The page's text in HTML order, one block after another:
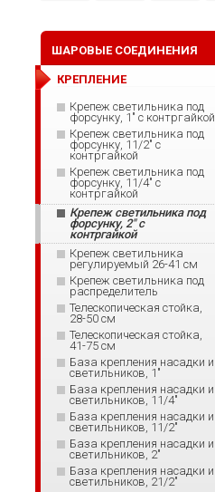
ШАРОВЫЕ СОЕДИНЕНИЯ
КРЕПЛЕНИЕ
Крепеж светильника под
форсунку, 1" с контргайкой
Крепеж светильника под
форсунку, 11/2" с
контргайкой
Крепеж светильника под
форсунку, 11/4" с
контргайкой
Крепеж светильника под
форсунку, 2" с
контргайкой
Крепеж светильника
регулируемый 26-41 см
Крепеж светильника под
распределитель
Телескопическая стойка,
28-50 см
Телескопическая стойка,
41-75 см
База крепления насадки и
светильников, 1"
База крепления насадки и
светильников, 11/4"
База крепления насадки и
светильников, 11/2"
База крепления насадки и
светильников, 2"
База крепления насадки и
светильников, 21/2"